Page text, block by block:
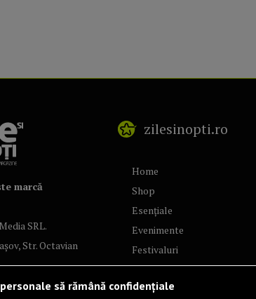
marcă
SRL.
Str. Octavian
zilesinopti.ro
Home
Shop
Esențiale
Evenimente
Festivaluri
Concerte
Artă & Cultură
să rămână confidențiale